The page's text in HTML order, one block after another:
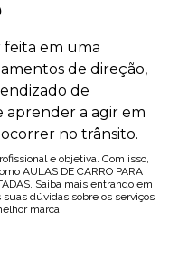
feita em uma
de direção,
de
aprender a agir em
no trânsito.
e objetiva. Com isso,
AULAS DE CARRO PARA
Saiba mais entrando em
dúvidas sobre os serviços
marca.